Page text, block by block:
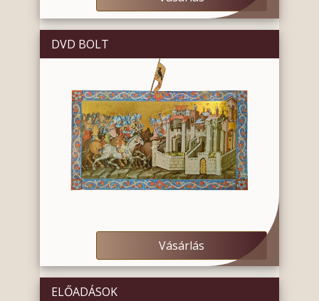
DVD BOLT
Vásárlás
ELŐADÁSOK